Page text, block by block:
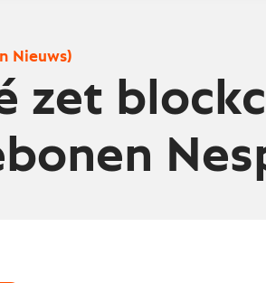
Nieuws)
zet